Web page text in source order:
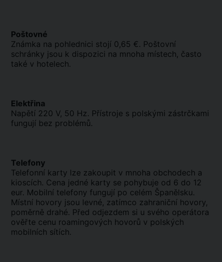
Poštovné
Známka na pohlednici stojí 0,65 €. Poštovní
schránky jsou k dispozici na mnoha místech, často
také v hotelech.
Elektřina
Napětí 220 V, 50 Hz. Přístroje s polskými zástrčkami
fungují bez problémů.
Telefony
Telefonní karty lze zakoupit v mnoha obchodech a
kioscích. Cena jedné karty se pohybuje od 6 do 12
eur. Mobilní telefony fungují po celém Španělsku.
Místní hovory jsou levné, zatímco zahraniční hovory,
poměrně drahé. Před odjezdem si u svého operátora
ověřte cenu roamingových hovorů v polských
mobilních sítích.